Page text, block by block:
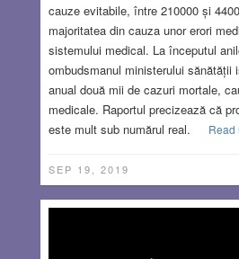
cauze evitabile, între 210000 și
majoritatea din cauza unor erori
sistemului medical. La începutul
ombudsmanul ministerului sănătății
anual două mii de cazuri mortale,
medicale. Raportul precizează că
este mult sub numărul real.
SEP 19, 2019